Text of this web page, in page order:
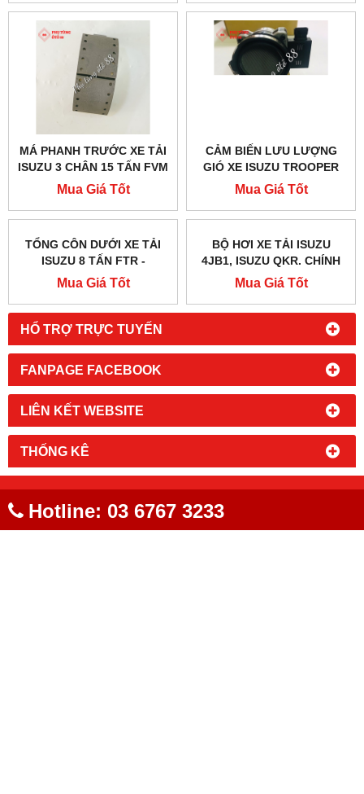
HỔ TRỢ TRỰC TUYẾN
MÁ PHANH TRƯỚC XE TẢI
ISUZU 3 CHÂN 15 TẤN FVM
CẢ XƯƠNG - 1471703160
Mua Giá Tốt
CẢM BIẾN LƯU LƯỢNG
GIÓ XE ISUZU TROOPER
CHÍNH HÃNG - 8251668461
Mua Giá Tốt
ISUZU 8 TẤN FTR -
1475700503
Mua Giá Tốt
4JB1, ISUZU QKR. CHÍNH
HÃNG, GIÁ TỐT
Mua Giá Tốt
Hotline: 03 6767 3233